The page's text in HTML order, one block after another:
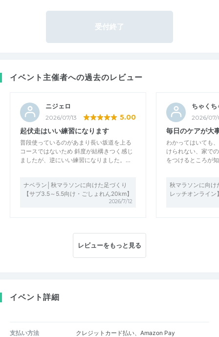
受付終了
イベント主催者への過去のレビュー
ニジェロ
2026/07/13 5.00
起伏走はいい練習になります
普段使っているのがあまり長い坂道を上る
コースではないため 斜度が結構きつく感じ
ましたが、逆にいい練習になりました。…
ナベラン│秋マラソンに向けた足づくり
【サブ3.5～5.5向け・ごしょれん20km】
2026/7/12
ちゃくち
2026/
毎日のケアが大
わかってはいても
けられない、家で
をつけるところが
秋マラソンに向
レッチオンライン
レビューをもっと見る
イベント詳細
支払い方法 クレジットカード払い、Amazon Pay